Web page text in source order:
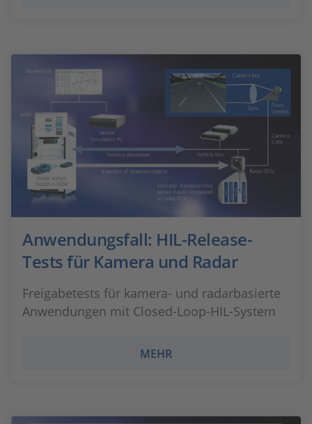
Anwendungsfall: HIL-Release-
Tests für Kamera und Radar
Freigabetests für kamera- und radarbasierte
Anwendungen mit Closed-Loop-HIL-System
MEHR